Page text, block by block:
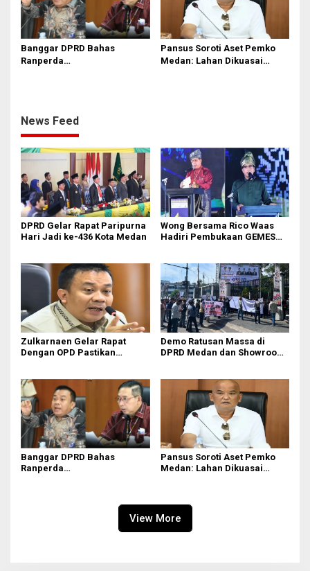
Banggar DPRD Bahas
Ranperda
Pansus Soroti Aset Pemko
Medan: Lahan Dikuasai
News Feed
DPRD Gelar Rapat Paripurna
Hari Jadi ke-436 Kota Medan
Wong Bersama Rico Waas
Hadiri Pembukaan GEMES
Zulkarnaen Gelar Rapat
Dengan OPD Pastikan
Demo Ratusan Massa di
DPRD Medan dan Showroom
Banggar DPRD Bahas
Ranperda
Pansus Soroti Aset Pemko
Medan: Lahan Dikuasai
View More